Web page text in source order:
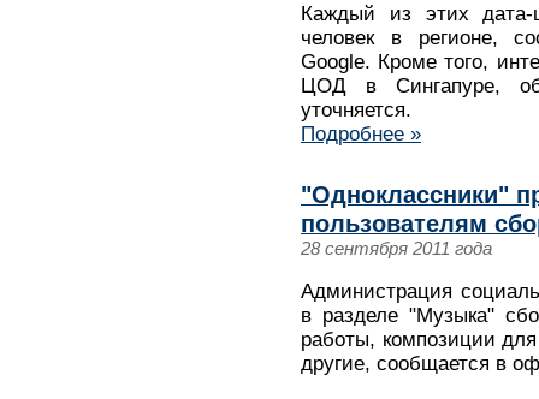
Каждый из этих
человек в регионе,
Google. Кроме того,
ЦОД в Сингапуре,
уточняется.
Подробнее »
"Одноклассники"
пользователям
28 сентября 2011 года
Администрация
в разделе "Музыка"
работы, композиции
другие, сообщается в